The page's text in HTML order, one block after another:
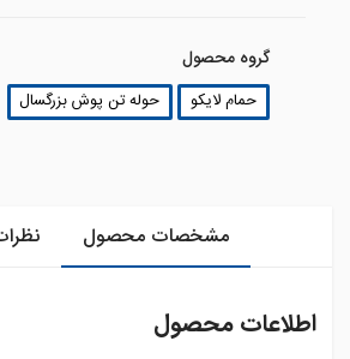
گروه محصول
حمام لایکو حوله تن پوش بزرگسال
مشخصات محصول
اطلاعات محصول